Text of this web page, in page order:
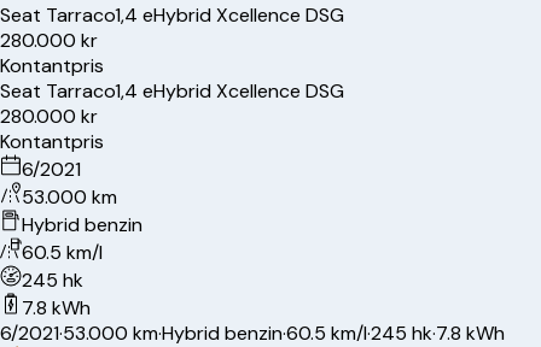
Seat Tarraco1,4 eHybrid Xcellence DSG
280.000 kr
Kontantpris
Seat Tarraco1,4 eHybrid Xcellence DSG
280.000 kr
Kontantpris
6/2021
53.000 km
Hybrid benzin
60.5 km/l
245 hk
7.8 kWh
6/2021·53.000 km·Hybrid benzin·60.5 km/l·245 hk·7.8 kWh